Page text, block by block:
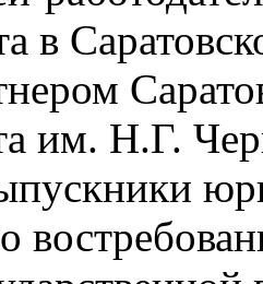
в
им. Н.Г.